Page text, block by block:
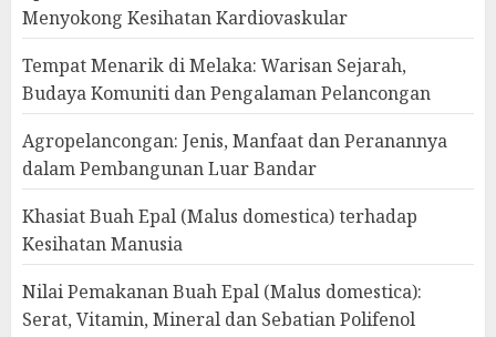
Menyokong Kesihatan Kardiovaskular
Tempat Menarik di Melaka: Warisan Sejarah,
Budaya Komuniti dan Pengalaman Pelancongan
Agropelancongan: Jenis, Manfaat dan Peranannya
dalam Pembangunan Luar Bandar
Khasiat Buah Epal (Malus domestica) terhadap
Kesihatan Manusia
Nilai Pemakanan Buah Epal (Malus domestica):
Serat, Vitamin, Mineral dan Sebatian Polifenol